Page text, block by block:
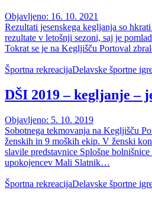
Objavljeno: 16. 10. 2021
Rezultati jesenskega kegljanja so
rezultate v letošnji sezoni, saj je
Tokrat se je na Kegljišču Portoval
Športna rekreacijaDelavske športne
DŠI 2019 – kegljanje –
Objavljeno: 5. 10. 2019
Sobotnega tekmovanja na Kegljišču
ženskih in 9 moških ekip. V ženski
slavile predstavnice Splošne
upokojencev Mali Slatnik…
Športna rekreacijaDelavske športne